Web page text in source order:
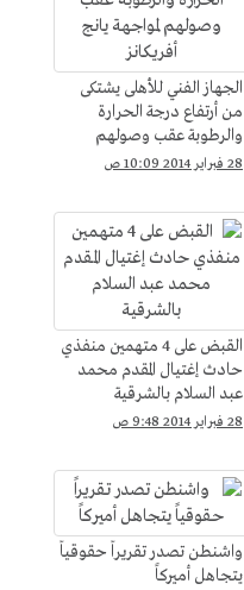
الجهاز الفني للأهلى يشتكى
من أرتفاع درجة الحرارة
والرطوبة عقب وصولهم
لمواجهة يانج أفريكانز
28 فبراير 2014 10:09 ص
القبض على 4 متهمين منفذي
حادث إغتيال المقدم محمد
عبد السلام بالشرقية
28 فبراير 2014 9:48 ص
واشنطن تصدر تقريراً حقوقياً
يتجاهل أميركاً